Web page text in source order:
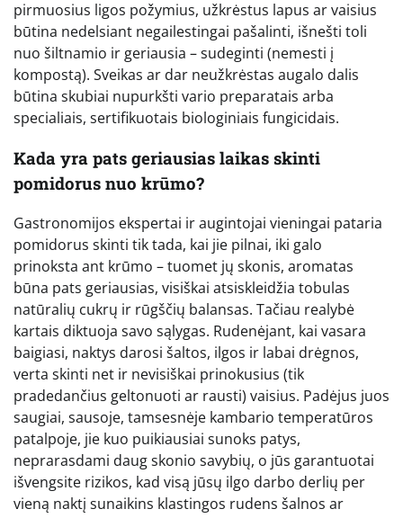
pirmuosius ligos požymius, užkrėstus lapus ar vaisius
būtina nedelsiant negailestingai pašalinti, išnešti toli
nuo šiltnamio ir geriausia – sudeginti (nemesti į
kompostą). Sveikas ar dar neužkrėstas augalo dalis
būtina skubiai nupurkšti vario preparatais arba
specialiais, sertifikuotais biologiniais fungicidais.
Kada yra pats geriausias laikas skinti
pomidorus nuo krūmo?
Gastronomijos ekspertai ir augintojai vieningai pataria
pomidorus skinti tik tada, kai jie pilnai, iki galo
prinoksta ant krūmo – tuomet jų skonis, aromatas
būna pats geriausias, visiškai atsiskleidžia tobulas
natūralių cukrų ir rūgščių balansas. Tačiau realybė
kartais diktuoja savo sąlygas. Rudenėjant, kai vasara
baigiasi, naktys darosi šaltos, ilgos ir labai drėgnos,
verta skinti net ir nevisiškai prinokusius (tik
pradedančius geltonuoti ar rausti) vaisius. Padėjus juos
saugiai, sausoje, tamsesnėje kambario temperatūros
patalpoje, jie kuo puikiausiai sunoks patys,
neprarasdami daug skonio savybių, o jūs garantuotai
išvengsite rizikos, kad visą jūsų ilgo darbo derlių per
vieną naktį sunaikins klastingos rudens šalnos ar